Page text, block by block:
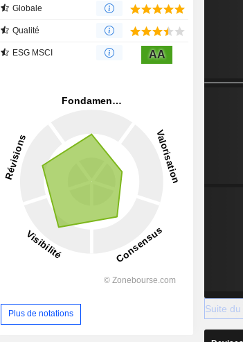
Globale
Qualité
ESG MSCI AA
Plus de notations Suite